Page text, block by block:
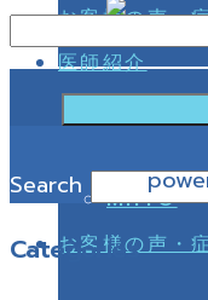
お客様の声・
MHTO
医師紹介
お客様の声・
Search
Categories